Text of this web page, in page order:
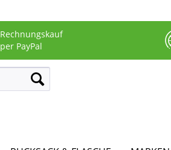
Rechnungskauf
per PayPal